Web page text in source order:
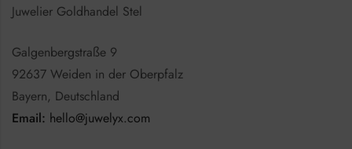
Juwelier Goldhandel Stel
Galgenbergstraße 9
92637 Weiden in der Oberpfalz
Bayern, Deutschland
Email: hello@juwelyx.com